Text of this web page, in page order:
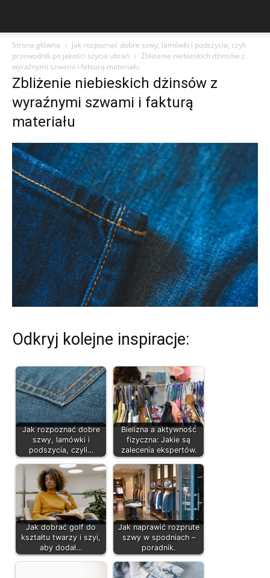
Strona główna
Jak rozpoznać dobre szwy, lamówki i podszycia, czyli
przewodnik po jakości szycia ubrań
Zbliżenie niebieskich dżinsów z
wyraźnymi szwami i fakturą materiału
Zbliżenie niebieskich dżinsów z
wyraźnymi szwami i fakturą
materiału
Odkryj kolejne inspiracje:
Jak rozpoznać dobre
szwy, lamówki i
podszycia, czyli…
Bielizna a aktywność
fizyczna: Jakie są
zalecenia ekspertów.
Jak dobrać golf do
kształtu twarzy i szyi,
aby dodał…
Jak naprawić rozprute
szwy w spodniach –
poradnik.